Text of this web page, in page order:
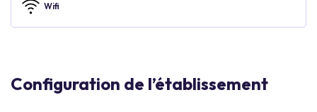
Wifi
Configuration de l’établissement